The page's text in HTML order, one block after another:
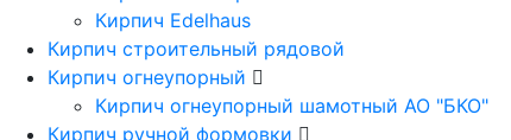
Кирпич Edelhaus
Кирпич строительный рядовой
Кирпич огнеупорный
Кирпич огнеупорный шамотный АО "БКО"
Кирпич ручной формовки